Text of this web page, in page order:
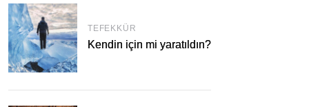
TEFEKKÜR
Kendin için mi yaratıldın?